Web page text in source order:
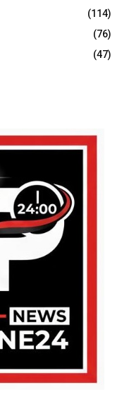
(114)
(76)
(47)